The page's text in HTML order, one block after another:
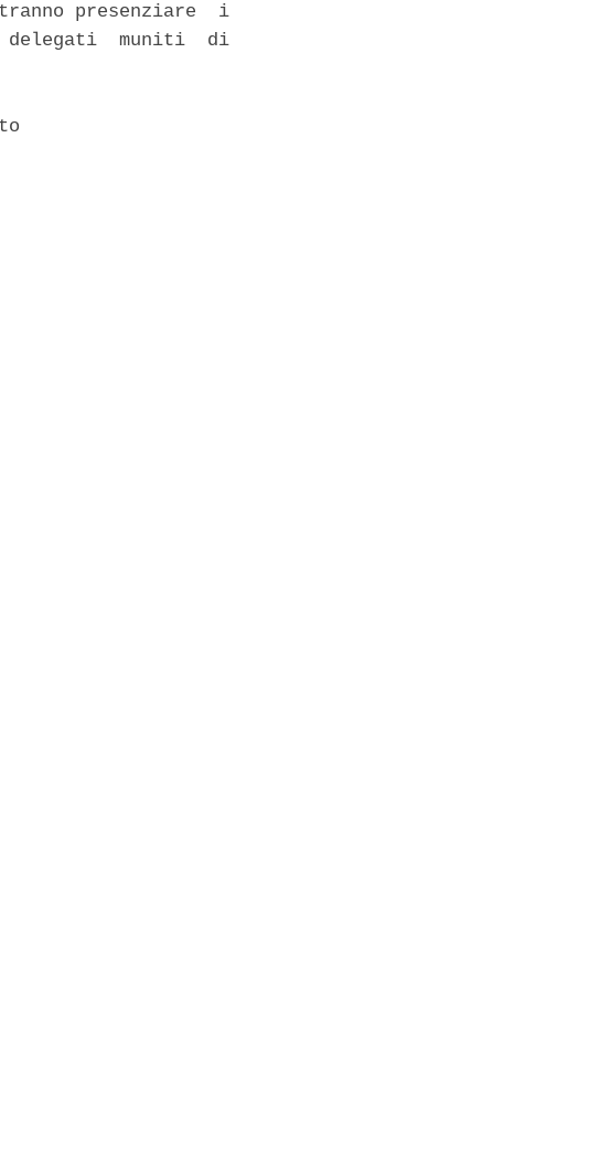
presenziare  i
delegati  muniti  di